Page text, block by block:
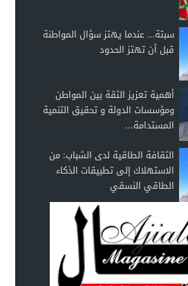
سبتة… عندما يهتز سؤال المواطنة
قبل أن تهتز الحدود
أهمية تعزيز الثقة بين المواطن
ومؤسسات الدولة و تحقيق التنمية
المستدامة...
الثقافة الطاقية لدى الشباب: من
الاستهلاك إلى تطبيقات الذكاء
الطاقي النسقي